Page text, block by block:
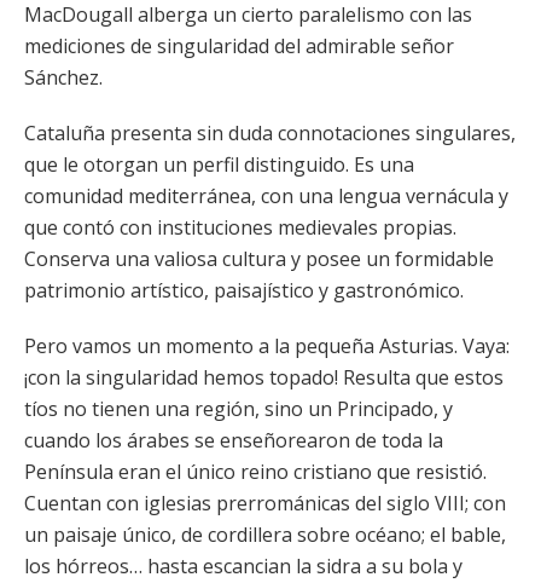
MacDougall alberga un cierto paralelismo con las
mediciones de singularidad del admirable señor
Sánchez.
Cataluña presenta sin duda connotaciones singulares,
que le otorgan un perfil distinguido. Es una
comunidad mediterránea, con una lengua vernácula y
que contó con instituciones medievales propias.
Conserva una valiosa cultura y posee un formidable
patrimonio artístico, paisajístico y gastronómico.
Pero vamos un momento a la pequeña Asturias. Vaya:
¡con la singularidad hemos topado! Resulta que estos
tíos no tienen una región, sino un Principado, y
cuando los árabes se enseñorearon de toda la
Península eran el único reino cristiano que resistió.
Cuentan con iglesias prerrománicas del siglo VIII; con
un paisaje único, de cordillera sobre océano; el bable,
los hórreos… hasta escancian la sidra a su bola y